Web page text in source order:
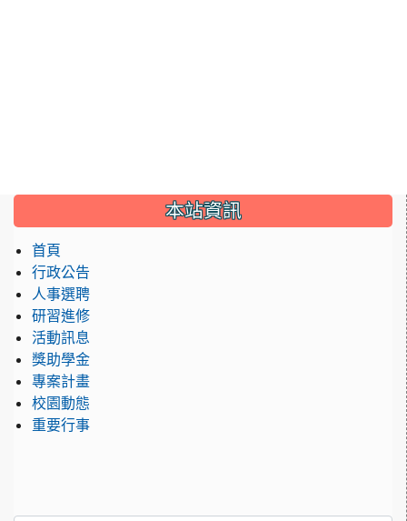
::: 本站資訊
首頁
行政公告
人事選聘
研習進修
活動訊息
獎助學金
專案計畫
校園動態
重要行事